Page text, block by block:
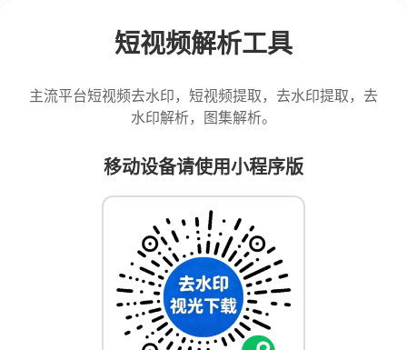
短视频解析工具
主流平台短视频去水印，短视频提取，去水印提取，去
水印解析，图集解析。
移动设备请使用小程序版